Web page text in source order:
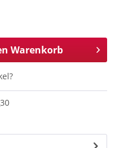
Warenkorb